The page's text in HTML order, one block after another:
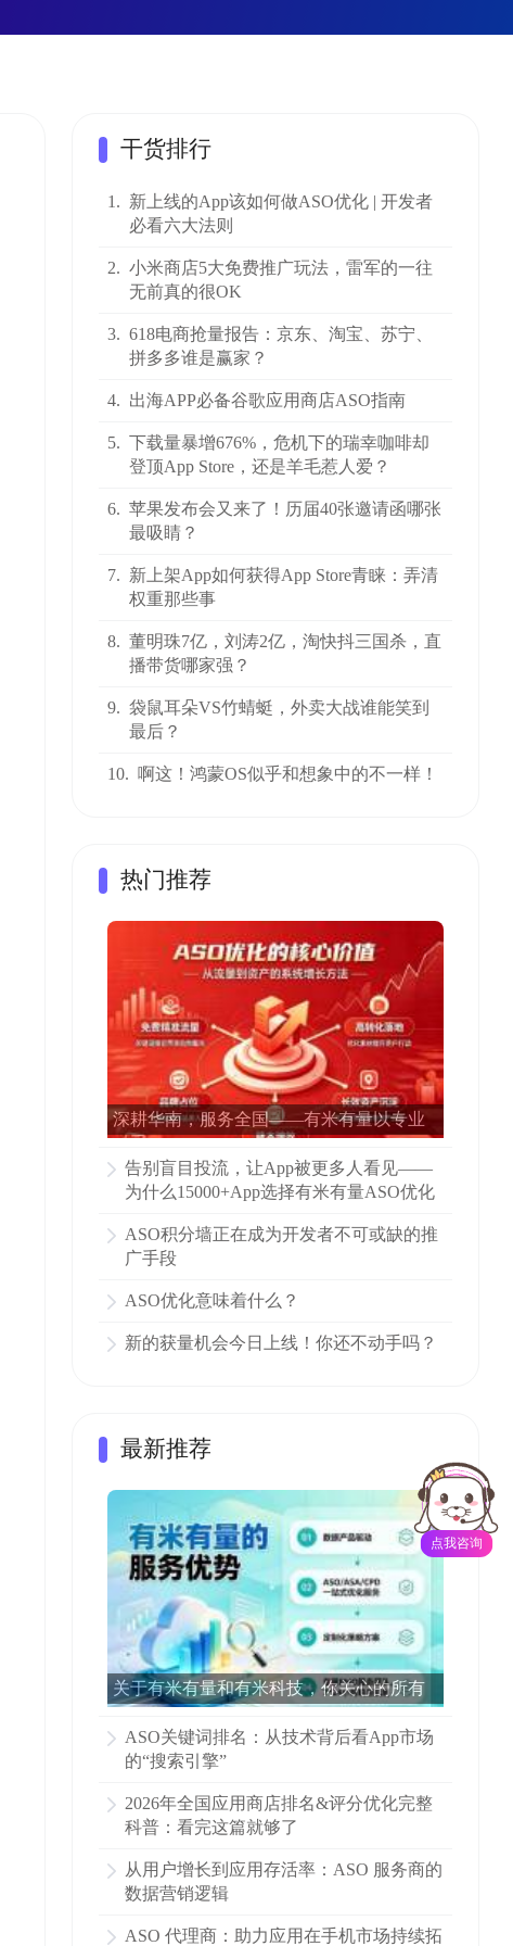
点我咨询
干货排行
1. 新上线的App该如何做ASO优化 | 开发者
必看六大法则
2. 小米商店5大免费推广玩法，雷军的一往
无前真的很OK
3. 618电商抢量报告：京东、淘宝、苏宁、
拼多多谁是赢家？
4. 出海APP必备谷歌应用商店ASO指南
5. 下载量暴增676%，危机下的瑞幸咖啡却
登顶App Store，还是羊毛惹人爱？
6. 苹果发布会又来了！历届40张邀请函哪张
最吸睛？
7. 新上架App如何获得App Store青睐：弄清
权重那些事
8. 董明珠7亿，刘涛2亿，淘快抖三国杀，直
播带货哪家强？
9. 袋鼠耳朵VS竹蜻蜓，外卖大战谁能笑到
最后？
10. 啊这！鸿蒙OS似乎和想象中的不一样！
热门推荐
深耕华南，服务全国——有米有量以专业
告别盲目投流，让App被更多人看见——
为什么15000+App选择有米有量ASO优化
ASO积分墙正在成为开发者不可或缺的推
广手段
ASO优化意味着什么？
新的获量机会今日上线！你还不动手吗？
最新推荐
关于有米有量和有米科技，你关心的所有
ASO关键词排名：从技术背后看App市场
的“搜索引擎”
2026年全国应用商店排名&评分优化完整
科普：看完这篇就够了
从用户增长到应用存活率：ASO 服务商的
数据营销逻辑
ASO 代理商：助力应用在手机市场持续拓